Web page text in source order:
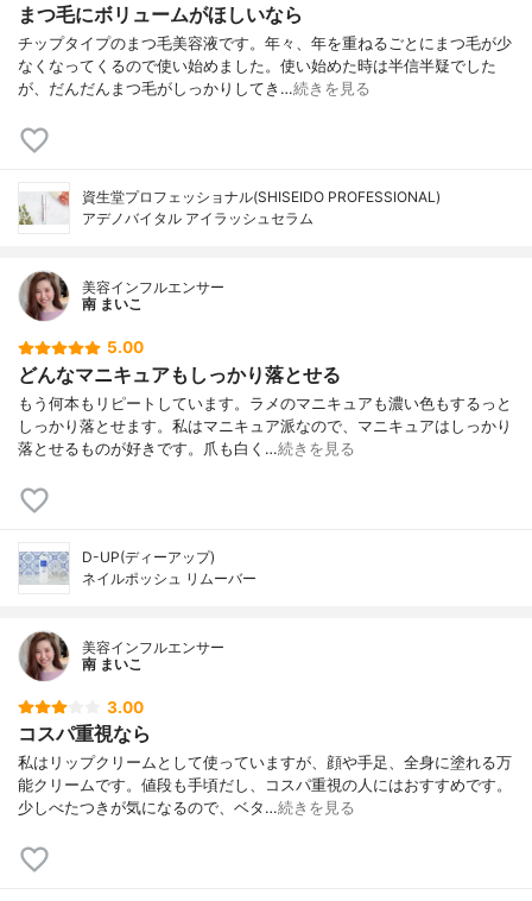
まつ毛にボリュームがほしいなら
チップタイプのまつ毛美容液です。年々、年を重ねるごとにまつ毛が少
なくなってくるので使い始めました。使い始めた時は半信半疑でした
が、だんだんまつ毛がしっかりしてき…続きを見る
資生堂プロフェッショナル(SHISEIDO PROFESSIONAL)
アデノバイタル アイラッシュセラム
美容インフルエンサー
南 まいこ
5.00
どんなマニキュアもしっかり落とせる
もう何本もリピートしています。ラメのマニキュアも濃い色もするっと
しっかり落とせます。私はマニキュア派なので、マニキュアはしっかり
落とせるものが好きです。爪も白く…続きを見る
D-UP(ディーアップ)
ネイルポッシュ リムーバー
美容インフルエンサー
南 まいこ
3.00
コスパ重視なら
私はリップクリームとして使っていますが、顔や手足、全身に塗れる万
能クリームです。値段も手頃だし、コスパ重視の人にはおすすめです。
少しべたつきが気になるので、ベタ…続きを見る